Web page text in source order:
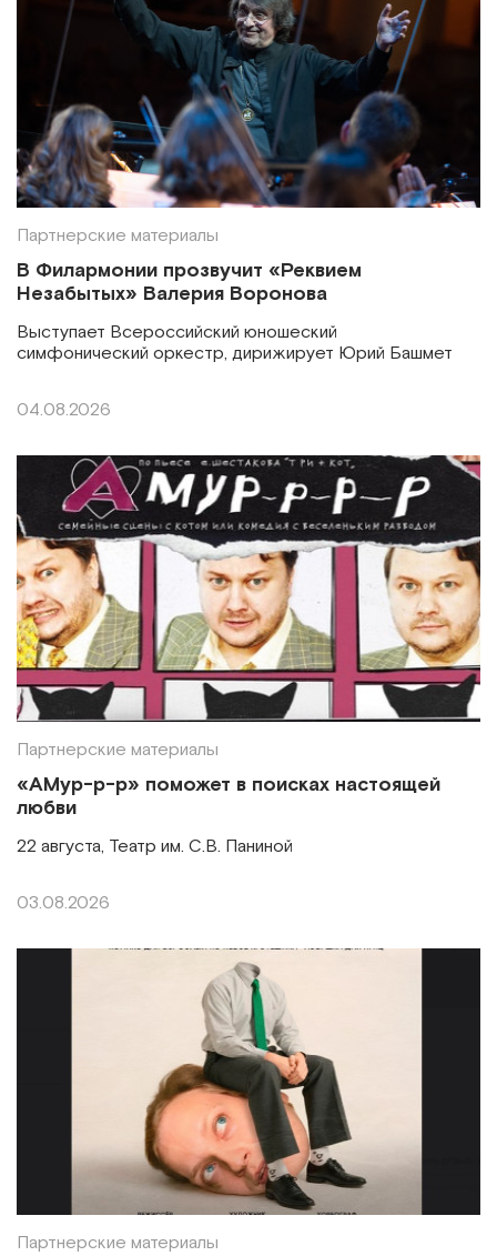
Партнерские материалы
В Филармонии прозвучит «Реквием
Незабытых» Валерия Воронова
Выступает Всероссийский юношеский
симфонический оркестр, дирижирует Юрий Башмет
04.08.2026
Партнерские материалы
«АМур-р-р» поможет в поисках настоящей
любви
22 августа, Театр им. С.В. Паниной
03.08.2026
Партнерские материалы